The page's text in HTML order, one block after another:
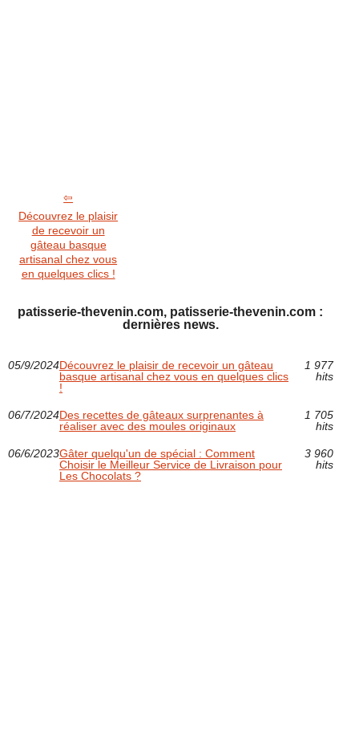
Découvrez le plaisir
de recevoir un
gâteau basque
artisanal chez vous
en quelques clics !
patisserie-thevenin.com, patisserie-thevenin.com :
dernières news.
05/9/2024Découvrez le plaisir de recevoir un gâteau
basque artisanal chez vous en quelques clics
!
1 977
hits
06/7/2024Des recettes de gâteaux surprenantes à
réaliser avec des moules originaux
1 705
hits
06/6/2023Gâter quelqu'un de spécial : Comment
Choisir le Meilleur Service de Livraison pour
Les Chocolats ?
3 960
hits